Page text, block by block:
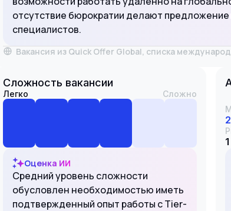
отсутствие бюрократии делают
специалистов.
Вакансия из Quick Offer Global, списка
Сложность вакансии
Легко Сложно
Оценка ИИ
Средний уровень сложности
обусловлен необходимостью иметь
подтвержденный опыт работы с Tier-